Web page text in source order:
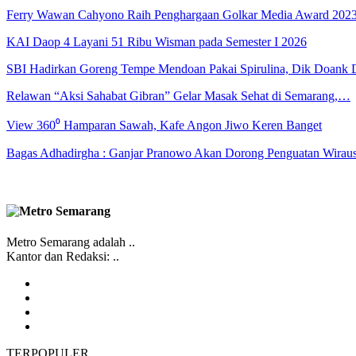
Ferry Wawan Cahyono Raih Penghargaan Golkar Media Award
KAI Daop 4 Layani 51 Ribu Wisman pada Semester I 2026
SBI Hadirkan Goreng Tempe Mendoan Pakai Spirulina, Dik Doank
Relawan “Aksi Sahabat Gibran” Gelar Masak Sehat di Semarang,…
View 360⁰ Hamparan Sawah, Kafe Angon Jiwo Keren Banget
Bagas Adhadirgha : Ganjar Pranowo Akan Dorong Penguatan
Metro Semarang adalah ..
Kantor dan Redaksi: ..